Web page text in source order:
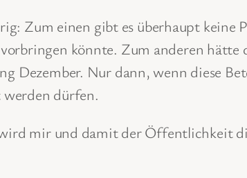
Zum einen gibt es überhaupt keine
könnte. Zum anderen hätte
Dezember. Nur dann, wenn diese
dürfen.
mir und damit der Öffentlichkeit